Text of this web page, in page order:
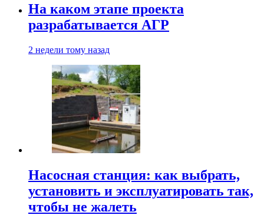
На каком этапе проекта
разрабатывается АГР
2 недели тому назад
Насосная станция: как выбрать,
установить и эксплуатировать так,
чтобы не жалеть